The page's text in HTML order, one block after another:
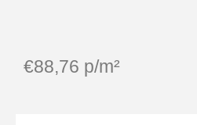
€88,76 p/m²